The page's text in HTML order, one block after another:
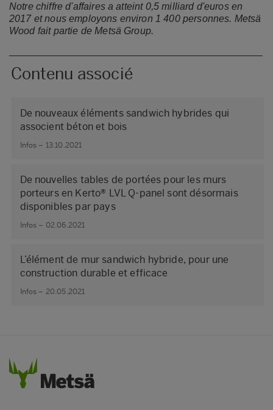
Notre chiffre d'affaires a atteint 0,5 milliard d'euros en
2017 et nous employons environ 1 400 personnes. Metsä
Wood fait partie de Metsä Group.
Contenu associé
De nouveaux éléments sandwich hybrides qui
associent béton et bois
Infos – 13.10.2021
De nouvelles tables de portées pour les murs
porteurs en Kerto® LVL Q-panel sont désormais
disponibles par pays
Infos – 02.06.2021
L’élément de mur sandwich hybride, pour une
construction durable et efficace
Infos – 20.05.2021